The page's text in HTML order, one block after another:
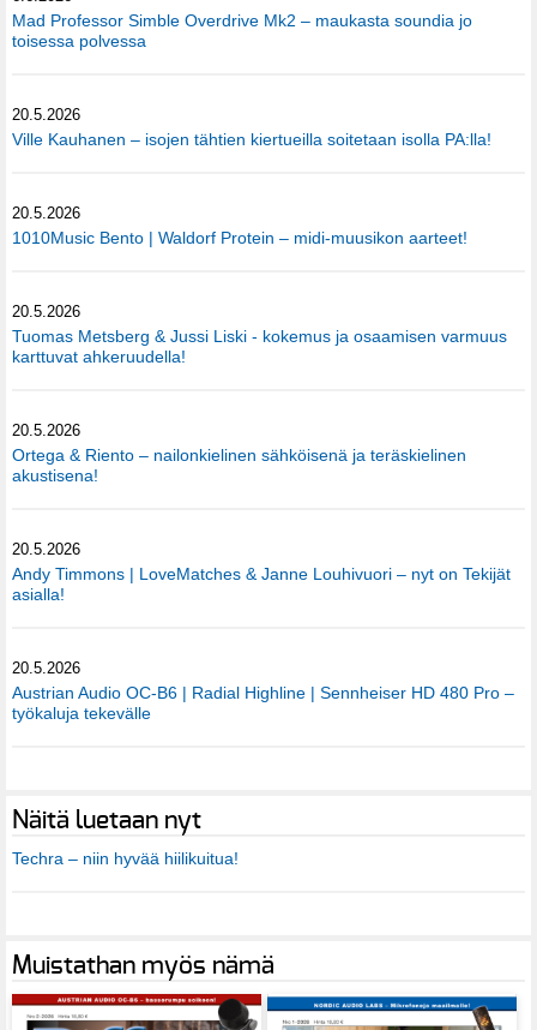
Mad Professor Simble Overdrive Mk2 – maukasta soundia jo
toisessa polvessa
20.5.2026
Ville Kauhanen – isojen tähtien kiertueilla soitetaan isolla PA:lla!
20.5.2026
1010Music Bento | Waldorf Protein – midi-muusikon aarteet!
20.5.2026
Tuomas Metsberg & Jussi Liski - kokemus ja osaamisen varmuus
karttuvat ahkeruudella!
20.5.2026
Ortega & Riento – nailonkielinen sähköisenä ja teräskielinen
akustisena!
20.5.2026
Andy Timmons | LoveMatches & Janne Louhivuori – nyt on Tekijät
asialla!
20.5.2026
Austrian Audio OC-B6 | Radial Highline | Sennheiser HD 480 Pro –
työkaluja tekevälle
Näitä luetaan nyt
Techra – niin hyvää hiilikuitua!
Muistathan myös nämä